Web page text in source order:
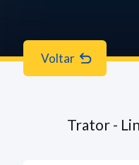
Voltar
Trator -